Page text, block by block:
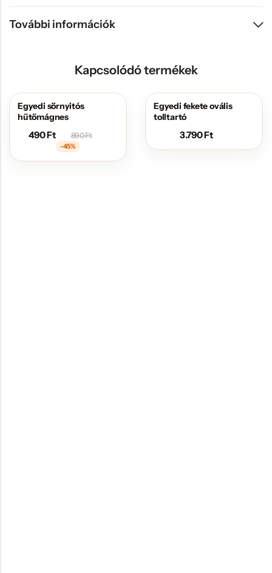
További információk
Kapcsolódó termékek
AKCIÓS
Egyedi sörnyitós
hűtőmágnes
490Ft 890Ft
-45%
Egyedi fekete ovális
tolltartó
3.790Ft